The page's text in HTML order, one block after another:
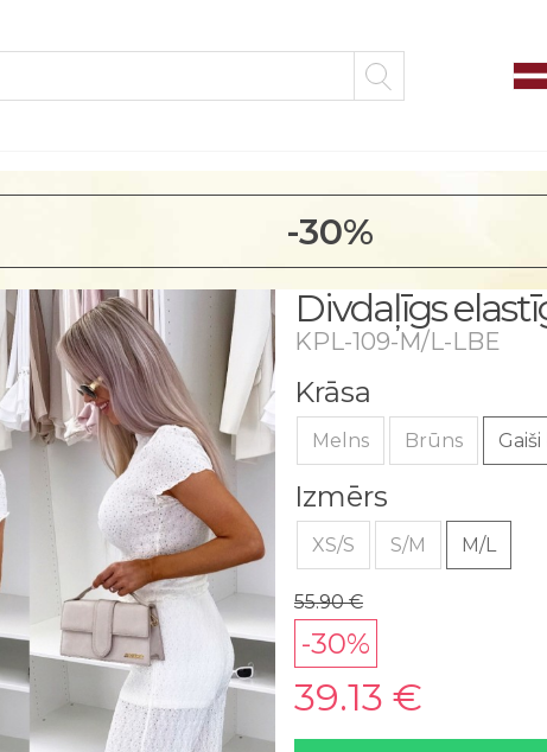
-30%
Divdaļīgs
KPL-109-M/L-LBE
55.90 €
-30%
39.13 €
Krāsa
Melns Brūns
Izmērs
XS/S S/M M/L